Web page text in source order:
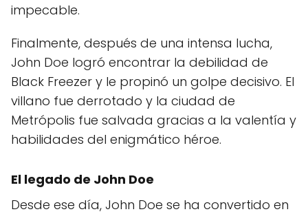
impecable.
Finalmente, después de una intensa lucha,
John Doe logró encontrar la debilidad de
Black Freezer y le propinó un golpe decisivo. El
villano fue derrotado y la ciudad de
Metrópolis fue salvada gracias a la valentía y
habilidades del enigmático héroe.
El legado de John Doe
Desde ese día, John Doe se ha convertido en